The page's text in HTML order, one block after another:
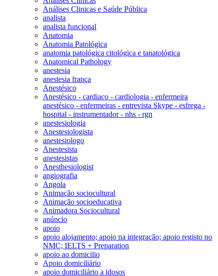
Análises Clinicas e Saúde Pública
analista
analista funcional
Anatomia
Anatomia Patológica
anatomia patológica citológica e tanatológica
Anatomical Pathology
anestesia
anestesia frança
Anestésico
Anestésico - cardiaco - cardiologia - enfermeira
anestésico - enfermeiras - entrevista Skype - esfrega -
hospital - instrumentador - nhs - rgn
anestesiologia
Anestesiologista
anestesiologo
Anestesista
anestesistas
Anesthesiologist
angiografia
Angola
Animação sociocultural
Animação socioeducativa
Animadora Sociocultural
anúncio
apoio
apoio alojamento; apoio na integração; apoio registo no
NMC; IELTS + Preparation
apoio ao domicilio
Apoio domiciliário
apoio domiciliário a idosos